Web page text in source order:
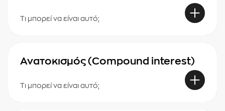
Τι μπορεί να είναι αυτό;
Ανατοκισμός (Compound interest)
Τι μπορεί να είναι αυτό;